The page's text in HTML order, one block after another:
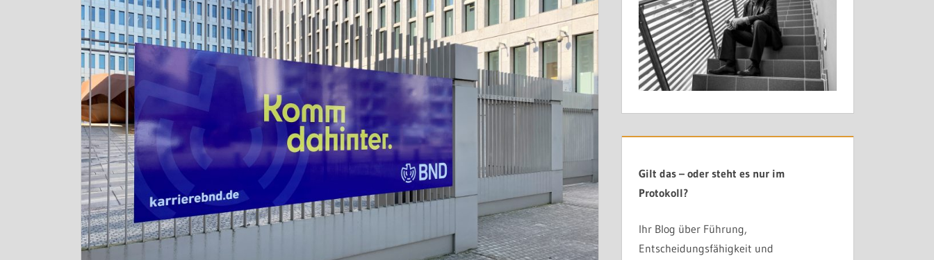
Gilt das – oder steht es nur im
Protokoll?
Ihr Blog über Führung,
Entscheidungsfähigkeit und